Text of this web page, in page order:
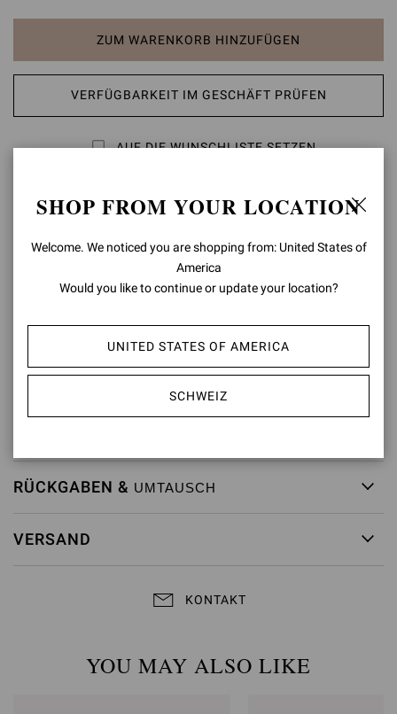
ZUM WARENKORB HINZUFÜGEN
VERFÜGBARKEIT IM GESCHÄFT PRÜFEN
AUF DIE WUNSCHLISTE SETZEN
PRODUKTDETAILS
Die aus hochwertigem Leder gefertigte Chelsea-Stiefelette Chester
präsentiert eine runde Zehenpartie und ruht auf einer urbanen
Seiteneinsätze unterstützen die optimale Passform. Handgefertigt
Zusammensetzung: 100% KALBSLEDER
Absatzhöhe: 20 mm
RÜCKGABEN & UMTAUSCH
VERSAND
KONTAKT
YOU MAY ALSO LIKE
SHOP FROM YOUR LOCATION
Welcome. We noticed you are shopping from: United States of
America
Would you like to continue or update your location?
UNITED STATES OF AMERICA
SCHWEIZ